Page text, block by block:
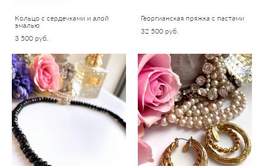
Кольцо с сердечками и алой
эмалью
3 500 pуб.
Георгианская пряжка с пастами
32 500 pуб.